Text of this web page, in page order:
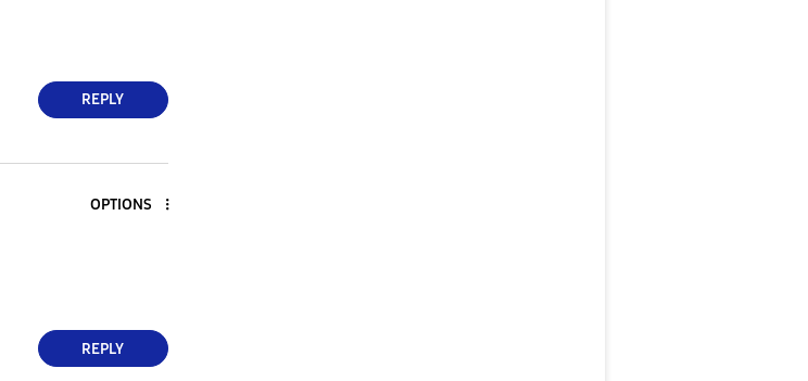
REPLY
OPTIONS
REPLY